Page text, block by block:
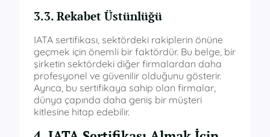
3.3. Rekabet Üstünlüğü
IATA sertifikası, sektördeki rakiplerin önüne
geçmek için önemli bir faktördür. Bu belge, bir
şirketin sektördeki diğer firmalardan daha
profesyonel ve güvenilir olduğunu gösterir.
Ayrıca, bu sertifikaya sahip olan firmalar,
dünya çapında daha geniş bir müşteri
kitlesine hitap edebilir.